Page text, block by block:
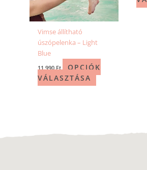
Vimse állítható
úszópelenka – Light
Blue
11 990 Ft
OPCIÓK
VÁLASZTÁSA